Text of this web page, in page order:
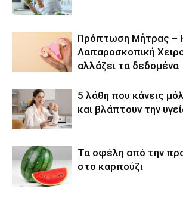
Πρόπτωση Μήτρας –
Λαπαροσκοπική
αλλάζει τα δεδομένα
5 λάθη που κάνεις
και βλάπτουν την
Τα οφέλη από την
στο καρπούζι